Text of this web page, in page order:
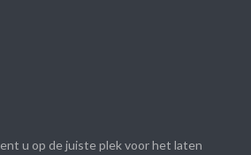
u op de juiste plek voor het laten